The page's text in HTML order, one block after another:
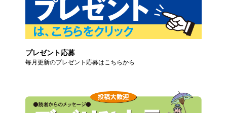
プレゼント応募
毎月更新のプレゼント応募はこちらから